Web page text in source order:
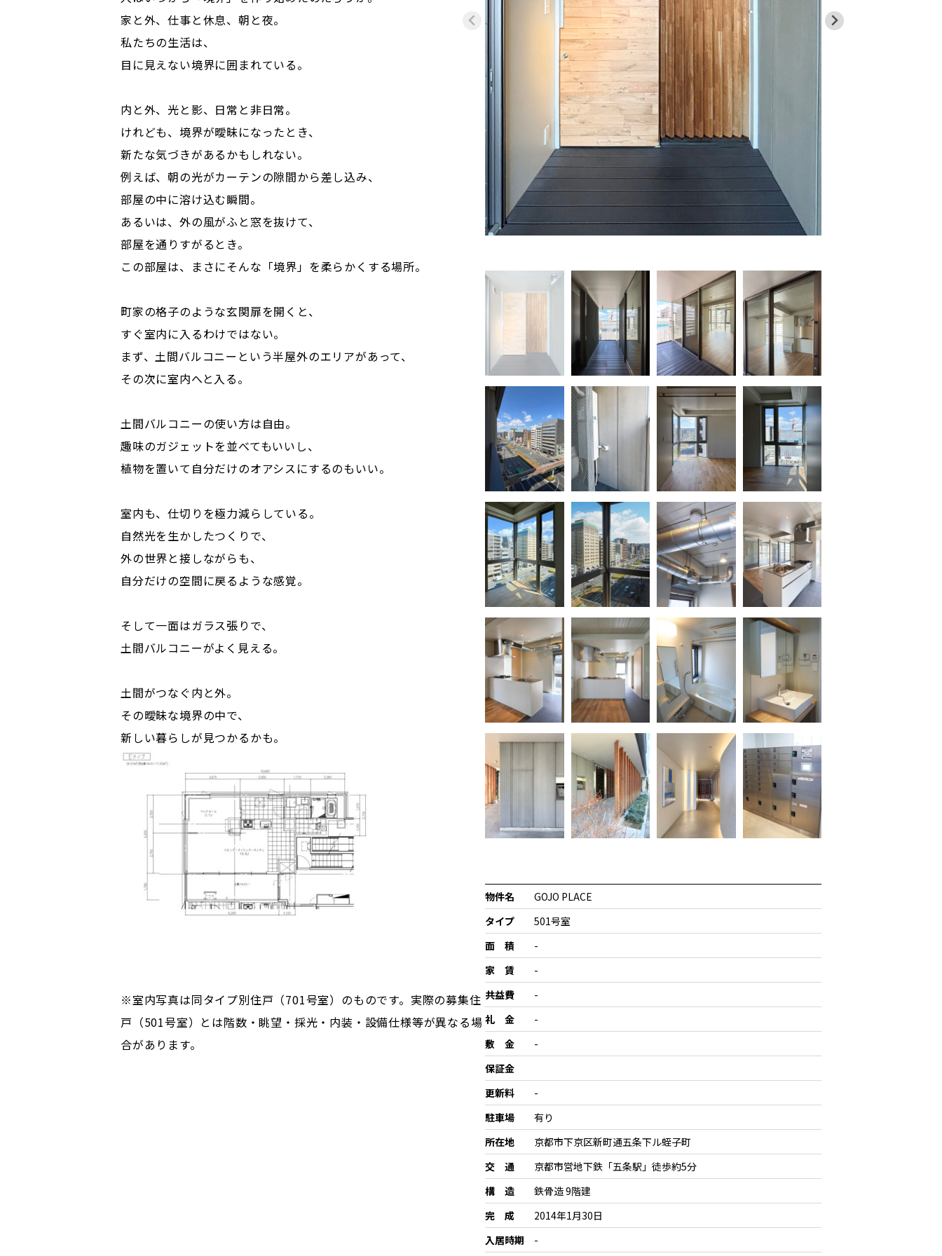
家と外、仕事と休息、朝と夜。
私たちの生活は、
目に見えない境界に囲まれている。
内と外、光と影、日常と非日常。
けれども、境界が曖昧になったとき、
新たな気づきがあるかもしれない。
例えば、朝の光がカーテンの隙間から差し込み、
部屋の中に溶け込む瞬間。
あるいは、外の風がふと窓を抜けて、
部屋を通りすがるとき。
この部屋は、まさにそんな「境界」を柔らかくする場所。
町家の格子のような玄関扉を開くと、
すぐ室内に入るわけではない。
まず、土間バルコニーという半屋外のエリアがあって、
その次に室内へと入る。
土間バルコニーの使い方は自由。
趣味のガジェットを並べてもいいし、
植物を置いて自分だけのオアシスにするのもいい。
室内も、仕切りを極力減らしている。
自然光を生かしたつくりで、
外の世界と接しながらも、
自分だけの空間に戻るような感覚。
そして一面はガラス張りで、
土間バルコニーがよく見える。
土間がつなぐ内と外。
その曖昧な境界の中で、
新しい暮らしが見つかるかも。
※室内写真は同タイプ別住戸（701号室）のものです。実際の募集住
戸（501号室）とは階数・眺望・採光・内装・設備仕様等が異なる場
合があります。
物件名
GOJO PLACE
タイプ
501号室
面 積
-
家 賃
-
共益費
-
礼 金
-
敷 金
-
保証金
更新料
-
駐車場
有り
所在地
京都市下京区新町通五条下ル蛭子町
交 通
京都市営地下鉄「五条駅」徒歩約5分
構 造
鉄骨造 9階建
完 成
2014年1月30日
入居時期
-